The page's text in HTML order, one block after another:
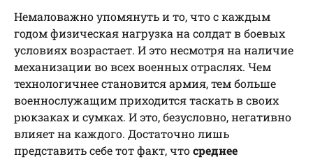
Немаловажно упомянуть и то, что с каждым
годом физическая нагрузка на солдат в боевых
условиях возрастает. И это несмотря на наличие
механизации во всех военных отраслях. Чем
технологичнее становится армия, тем больше
военнослужащим приходится таскать в своих
рюкзаках и сумках. И это, безусловно, негативно
влияет на каждого. Достаточно лишь
представить себе тот факт, чтосреднее